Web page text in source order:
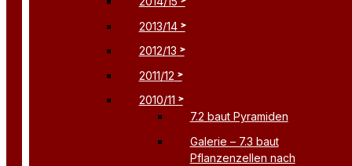
2013/14
2012/13
2011/12
2010/11
7.2 baut Pyramiden
Galerie – 7.3 baut
Pflanzenzellen nach